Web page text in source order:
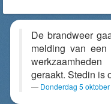
De brandweer
melding van
geraakt. Stedin is
Donderdag 5